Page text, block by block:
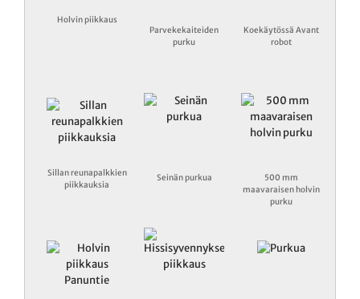
Holvin piikkaus
Parvekekaiteiden
purku
Koekäytössä Avant
robot
Sillan reunapalkkien
piikkauksia
Seinän purkua
500 mm
maavaraisen holvin
purku